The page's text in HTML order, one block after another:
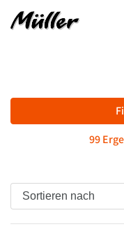
99